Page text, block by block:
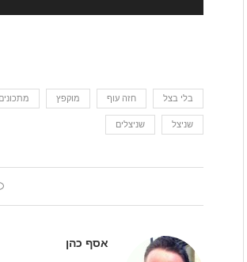
בלי בצל חזה עוף מוקפץ
שניצל שניצלים
אסף כהן